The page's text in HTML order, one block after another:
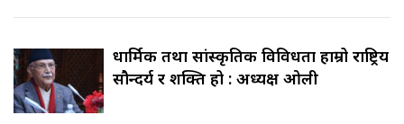
धार्मिक तथा सांस्कृतिक विविधता हाम्रो राष्ट्रिय
सौन्दर्य र शक्ति हो : अध्यक्ष ओली